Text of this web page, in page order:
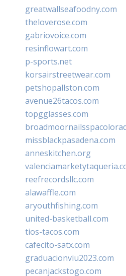
greatwallseafoodny.com
theloverose.com
gabriovoice.com
resinflowart.com
p-sports.net
korsairstreetwear.com
petshopallston.com
avenue26tacos.com
topgglasses.com
missblackpasadena.com
anneskitchen.org
reefrecordsllc.com
alawaffle.com
aryouthfishing.com
united-basketball.com
tios-tacos.com
cafecito-satx.com
graduacionviu2023.com
pecanjackstogo.com